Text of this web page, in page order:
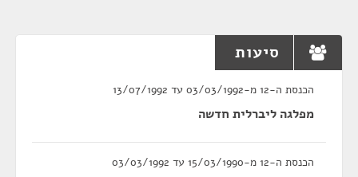
סיעות
הכנסת ה-12 מ-03/03/1992 עד 13/07/1992
מפלגה ליברלית חדשה
הכנסת ה-12 מ-15/03/1990 עד 03/03/1992